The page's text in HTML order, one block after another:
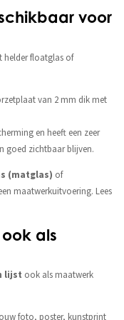
voor
helder floatglas of
van 2 mm dik met
en heeft een zeer
goed zichtbaar blijven.
(matglas) of
maatwerkuitvoering. Lees
als
lijst ook als maatwerk